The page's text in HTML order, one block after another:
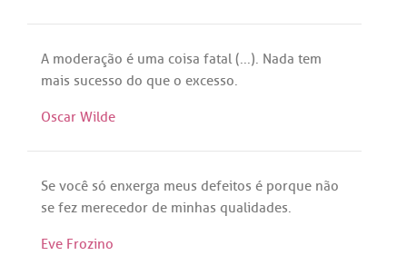
A moderação é uma coisa fatal(...). Nada tem
mais sucesso do que o excesso.
Oscar Wilde
Se você só enxerga meus defeitos é porque não
se fez merecedor de minhas qualidades.
Eve Frozino